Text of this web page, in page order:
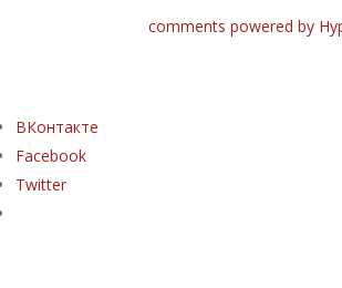
comments powered by
ВКонтакте
Facebook
Twitter